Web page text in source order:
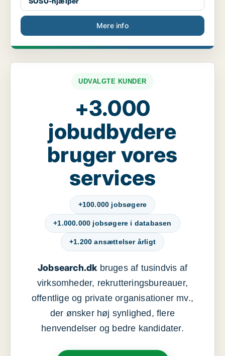
Mere info
UDVALGTE KUNDER
+3.000
jobudbydere
bruger vores
services
+100.000 jobsøgere
+1.000.000 jobsøgere i databasen
+1.200 ansættelser årligt
Jobsearch.dkbruges af tusindvis af
virksomheder, rekrutteringsbureauer,
offentlige og private organisationer mv.,
der ønsker høj synlighed, flere
henvendelser og bedre kandidater.